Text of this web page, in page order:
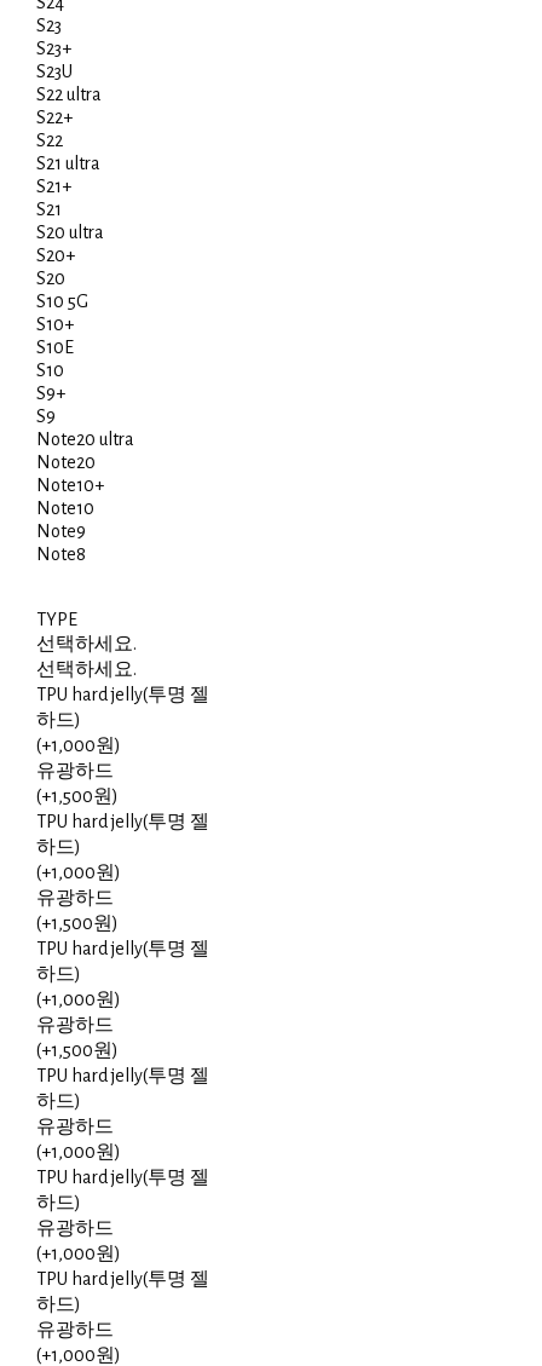
S23
S23+
S23U
S22 ultra
S22+
S22
S21 ultra
S21+
S21
S20 ultra
S20+
S20
S10 5G
S10+
S10E
S10
S9+
S9
Note20 ultra
Note20
Note10+
Note10
Note9
Note8
TYPE
선택하세요.
선택하세요.
TPU hard jelly(투명 젤
하드)
(+1,000원)
유광하드
(+1,500원)
TPU hard jelly(투명 젤
하드)
(+1,000원)
유광하드
(+1,500원)
TPU hard jelly(투명 젤
하드)
(+1,000원)
유광하드
(+1,500원)
TPU hard jelly(투명 젤
하드)
유광하드
(+1,000원)
TPU hard jelly(투명 젤
하드)
유광하드
(+1,000원)
TPU hard jelly(투명 젤
하드)
유광하드
(+1,000원)